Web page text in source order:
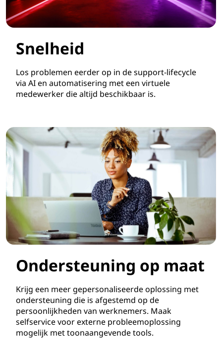
Snelheid
Los problemen eerder op in de support-lifecycle
via AI en automatisering met een virtuele
medewerker die altijd beschikbaar is.
Ondersteuning op maat
Krijg een meer gepersonaliseerde oplossing met
ondersteuning die is afgestemd op de
persoonlijkheden van werknemers. Maak
selfservice voor externe probleemoplossing
mogelijk met toonaangevende tools.